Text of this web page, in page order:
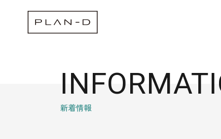
新着情報